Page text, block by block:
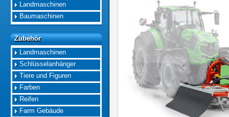
Landmaschinen
Baumaschinen
Zubehör
Zubehör
Landmaschinen
Schlüsselanhänger
Tiere und Figuren
Farben
Reifen
Farm Gebäude